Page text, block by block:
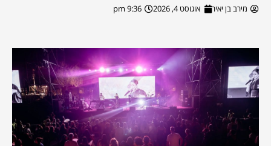
מירב בן יאיר אוגוסט 4, 2026 9:36 pm